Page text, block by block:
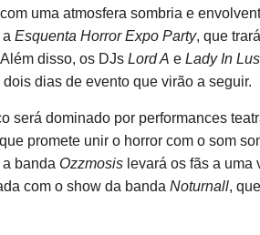
uma atmosfera sombria e
Esquenta Horror Expo Party, que
disso, os DJs Lord A e Lady In
dias de evento que virão a seguir.
será dominado por performances
promete unir o horror com o som
banda Ozzmosis levará os fãs a
com o show da banda Noturnall,